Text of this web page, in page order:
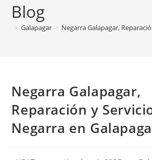
Blog
> Galapagar > Negarra Galapagar,
Negarra Galapagar,
Reparación y
Negarra en